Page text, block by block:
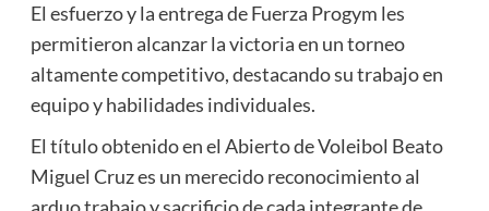
El esfuerzo y la entrega de Fuerza Progym les
permitieron alcanzar la victoria en un torneo
altamente competitivo, destacando su trabajo en
equipo y habilidades individuales.
El título obtenido en el Abierto de Voleibol Beato
Miguel Cruz es un merecido reconocimiento al